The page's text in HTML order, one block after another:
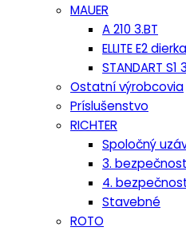
MAUER
A 210 3.BT
ELLITE E2
STANDART
Ostatní výrobcovia
Príslušenstvo
RICHTER
Spoločný
3.
4.
Stavebné
ROTO